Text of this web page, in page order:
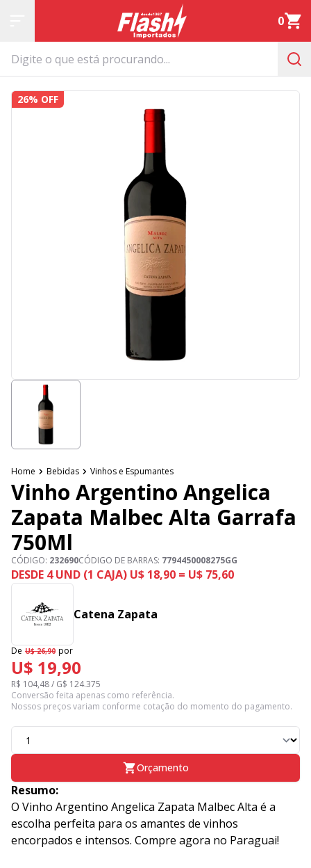
0
26% OFF
Home Bebidas Vinhos e Espumantes
Vinho Argentino Angelica
Zapata Malbec Alta Garrafa
750Ml
CÓDIGO: 232690CÓDIGO DE BARRAS: 7794450008275GG
DESDE 4 UND (1 CAJA) U$ 18,90 = U$ 75,60
Catena Zapata
De U$ 26,90 por
U$ 19,90
R$ 104,48 / G$ 124.375
Conversão feita apenas como referência.
Nossos preços variam conforme cotação do momento do pagamento.
Orçamento
Resumo:
O Vinho Argentino Angelica Zapata Malbec Alta é a
escolha perfeita para os amantes de vinhos
encorpados e intensos. Compre agora no Paraguai!